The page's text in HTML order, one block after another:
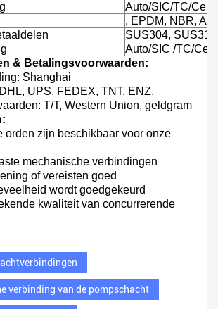
Auto/SIC/TC/Cer
, EPDM, NBR,
SUS304,
Auto/SIC /TC/Cer
& Betalingsvoorwaarden:
Shanghai
UPS, FEDEX, TNT, ENZ.
T/T, Western Union, geldgram
orden zijn beschikbaar voor onze
mechanische verbindingen
of vereisten goed
wordt goedgekeurd
kwaliteit van concurrerende
verbinding van de pompschacht